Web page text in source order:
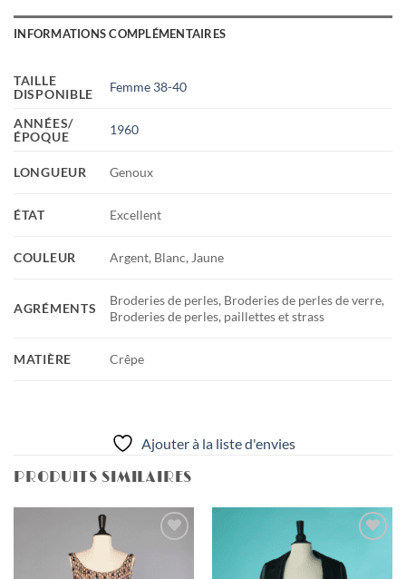
INFORMATIONS COMPLÉMENTAIRES
TAILLE
DISPONIBLE
Femme 38-40
ANNÉES/
ÉPOQUE
1960
LONGUEUR Genoux
ÉTAT Excellent
COULEUR Argent, Blanc, Jaune
AGRÉMENTS
Broderies de perles, Broderies de perles de verre,
Broderies de perles, paillettes et strass
MATIÈRE Crêpe
Ajouter à la liste d'envies
PRODUITS SIMILAIRES